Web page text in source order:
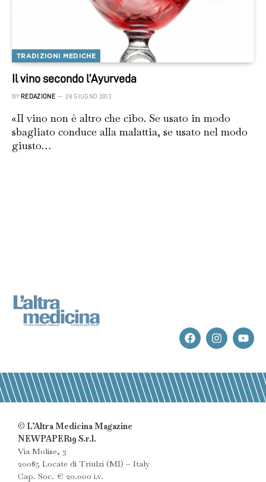
TRADIZIONI MEDICHE
Il vino secondo l’Ayurveda
BY REDAZIONE 28 GIUGNO 2013
«Il vino non è altro che cibo. Se usato in modo
sbagliato conduce alla malattia, se usato nel modo
giusto…
© L’Altra Medicina Magazine
NEWPAPER19 S.r.l.
Via Molise, 3
20085 Locate di Triulzi (MI) – Italy
Cap. Soc. € 20.000 i.v.